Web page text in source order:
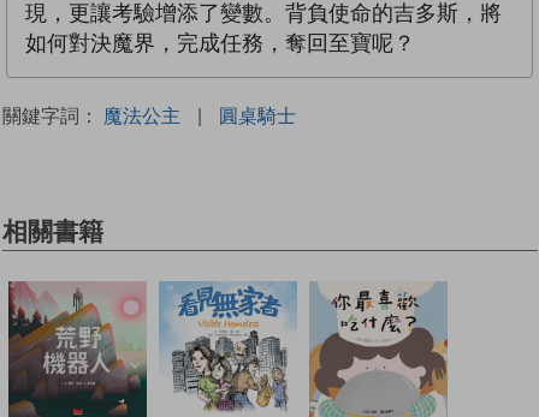
現，更讓考驗增添了變數。背負使命的吉多斯，將
如何對決魔界，完成任務，奪回至寶呢？
關鍵字詞： 魔法公主 | 圓桌騎士
相關書籍